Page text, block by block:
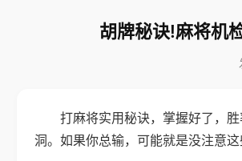
胡牌秘诀!麻将机
打麻将实用秘诀，掌握好了，
洞。如果你总输，可能就是没注意这